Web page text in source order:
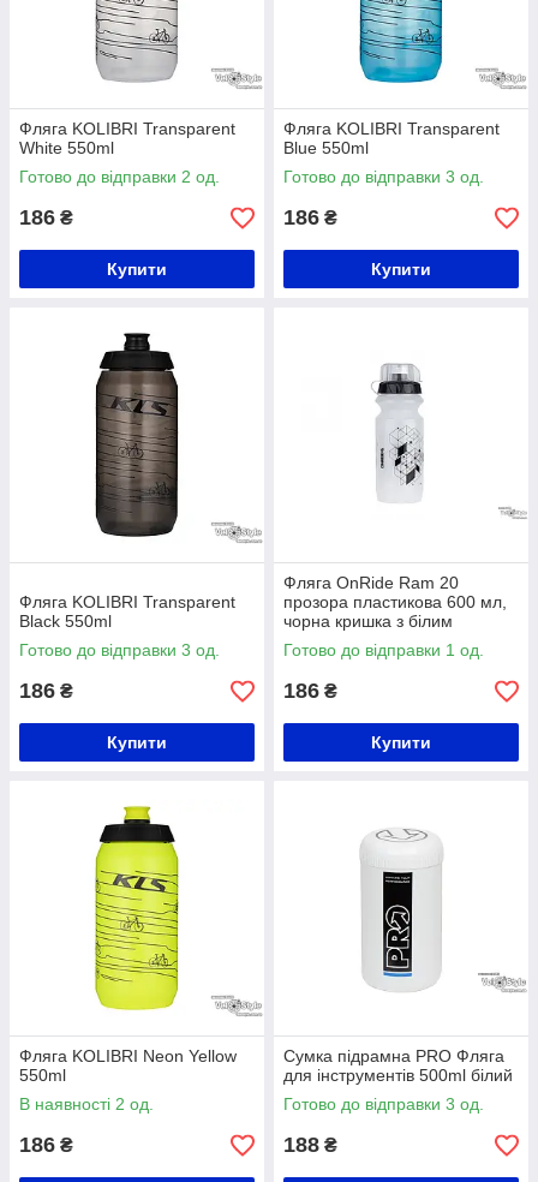
Фляга KOLIBRI Transparent
White 550ml
Готово до відправки 2 од.
186 ₴
Купити
Фляга KOLIBRI Transparent
Blue 550ml
Готово до відправки 3 од.
186 ₴
Купити
Фляга KOLIBRI Transparent
Black 550ml
Готово до відправки 3 од.
186 ₴
Купити
Фляга OnRide Ram 20
прозора пластикова 600 мл,
чорна кришка з білим
носиком
Готово до відправки 1 од.
186 ₴
Купити
Фляга KOLIBRI Neon Yellow
550ml
В наявності 2 од.
186 ₴
Сумка підрамна PRO Фляга
для інструментів 500ml білий
Готово до відправки 3 од.
188 ₴